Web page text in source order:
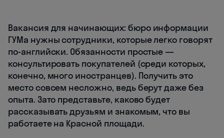
Вакансия для начинающих: бюро информации
ГУМа нужны сотрудники, которые легко говорят
по-английски. Обязанности простые —
консультировать покупателей (среди которых,
конечно, много иностранцев). Получить это
место совсем несложно, ведь берут даже без
опыта. Зато представьте, каково будет
рассказывать друзьям и знакомым, что вы
работаете на Красной площади.